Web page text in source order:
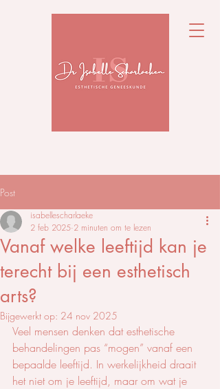
Post
Vanaf welke leeftijd kan je
terecht bij een esthetisch
arts?
isabellescharlaeke
2 feb 2025 2 minuten om te lezen
Bijgewerkt op: 24 nov 2025
Veel mensen denken dat esthetische
behandelingen pas “mogen” vanaf een
bepaalde leeftijd. In werkelijkheid draait
het niet om je leeftijd, maar om wat je